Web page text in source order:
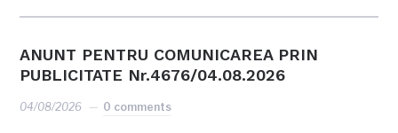
ANUNT PENTRU COMUNICAREA PRIN
PUBLICITATE Nr.4676/04.08.2026
04/08/2026 0 comments